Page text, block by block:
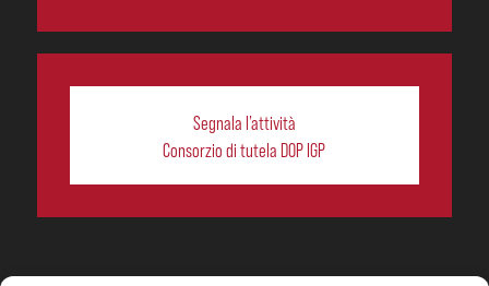
Segnala l’attività
Consorzio di tutela DOP IGP